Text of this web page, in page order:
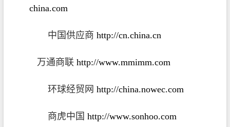
china.com
中国供应商 http://cn.china.cn
万通商联 http://www.mmimm.com
环球经贸网 http://china.nowec.com
商虎中国 http://www.sonhoo.com